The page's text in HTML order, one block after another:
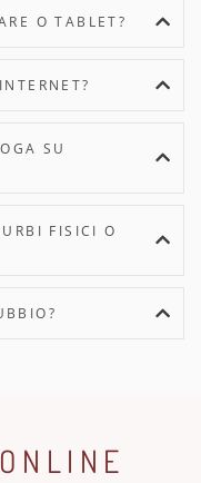
O TABLET?
SU
FISICI O